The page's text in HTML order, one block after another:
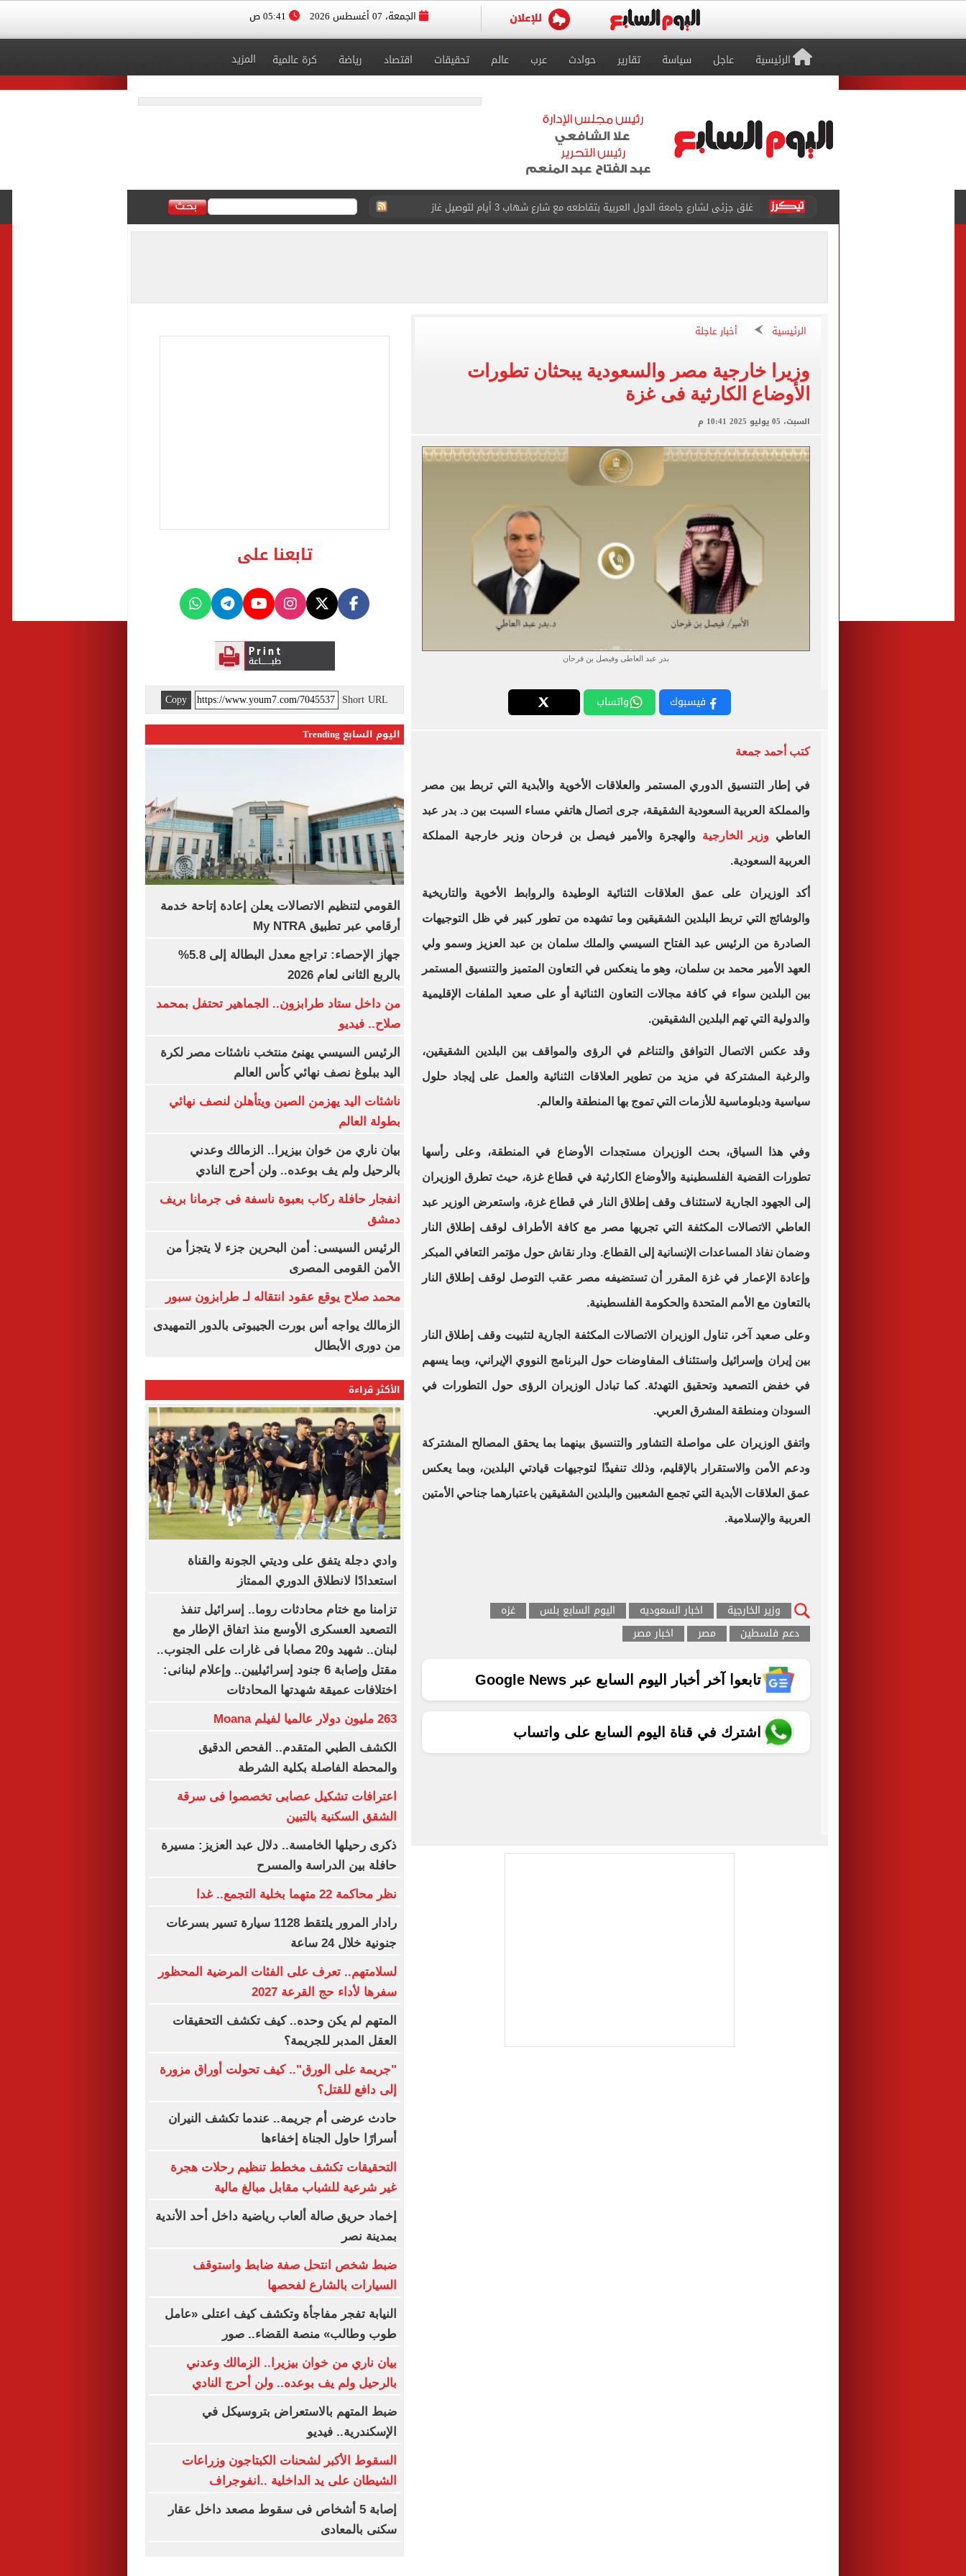
الجمعة، 07 أغسطس 2026
الرئيسية عاجل سياسة تقارير حوادث عرب عالم تحقيقات اقتصاد رياضة كرة عالمية المزيد
غلق جزئى لشارع جامعة الدول العربية بتقاطعه مع شارع شهاب 3 أيام لتوصيل غاز
عمرو دياب يدخل موسوعة جينيس بعد تصدره قائمة بيلبورد عربية لـ68 أسبوعا
الاستعلامات تفند ادعاءات ذا صن وميرور حول علاج سيدة بريطانية في شرم الشيخ
صفقة محمد صلاح تتصدر عناوين الصحف التركية وقميصه يشعل الأسواق في طرابزون
محمود حميدة يحتفل بزفاف ابنته ويرقص معها في أجواء مليئة بالفرحة.. فيديو وصور
إخلاء سبيل سائق أوبر وفتاة واقعة التحرش المزيفة بكفالة مالية
الرئيسية أخبار عاجلة
وزيرا خارجية مصر والسعودية يبحثان تطورات
الأوضاع الكارثية فى غزة
السبت، 05 يوليو 2025 10:41 م
بدر عبد العاطى وفيصل بن فرحان
فيسبوك واتساب
كتب أحمد جمعة
في إطار التنسيق الدوري المستمر والعلاقات الأخوية والأبدية التي تربط بين مصر
والمملكة العربية السعودية الشقيقة، جرى اتصال هاتفي مساء السبت بين د. بدر عبد
العاطي وزير الخارجية والهجرة والأمير فيصل بن فرحان وزير خارجية المملكة
العربية السعودية.
أكد الوزيران على عمق العلاقات الثنائية الوطيدة والروابط الأخوية والتاريخية
والوشائج التي تربط البلدين الشقيقين وما تشهده من تطور كبير في ظل التوجيهات
الصادرة من الرئيس عبد الفتاح السيسي والملك سلمان بن عبد العزيز وسمو ولي
العهد الأمير محمد بن سلمان، وهو ما ينعكس في التعاون المتميز والتنسيق المستمر
بين البلدين سواء في كافة مجالات التعاون الثنائية أو على صعيد الملفات الإقليمية
والدولية التي تهم البلدين الشقيقين.
وقد عكس الاتصال التوافق والتناغم في الرؤى والمواقف بين البلدين الشقيقين،
والرغبة المشتركة في مزيد من تطوير العلاقات الثنائية والعمل على إيجاد حلول
سياسية ودبلوماسية للأزمات التي تموج بها المنطقة والعالم.
وفي هذا السياق، بحث الوزيران مستجدات الأوضاع في المنطقة، وعلى رأسها
تطورات القضية الفلسطينية والأوضاع الكارثية في قطاع غزة، حيث تطرق الوزيران
إلى الجهود الجارية لاستئناف وقف إطلاق النار في قطاع غزة، واستعرض الوزير عبد
العاطي الاتصالات المكثفة التي تجريها مصر مع كافة الأطراف لوقف إطلاق النار
وضمان نفاذ المساعدات الإنسانية إلى القطاع. ودار نقاش حول مؤتمر التعافي المبكر
وإعادة الإعمار في غزة المقرر أن تستضيفه مصر عقب التوصل لوقف إطلاق النار
بالتعاون مع الأمم المتحدة والحكومة الفلسطينية.
وعلى صعيد آخر، تناول الوزيران الاتصالات المكثفة الجارية لتثبيت وقف إطلاق النار
بين إيران وإسرائيل واستئناف المفاوضات حول البرنامج النووي الإيراني، وبما يسهم
في خفض التصعيد وتحقيق التهدئة. كما تبادل الوزيران الرؤى حول التطورات في
السودان ومنطقة المشرق العربي.
واتفق الوزيران على مواصلة التشاور والتنسيق بينهما بما يحقق المصالح المشتركة
ودعم الأمن والاستقرار بالإقليم، وذلك تنفيذًا لتوجيهات قيادتي البلدين، وبما يعكس
عمق العلاقات الأبدية التي تجمع الشعبين والبلدين الشقيقين باعتبارهما جناحي الأمتين
العربية والإسلامية.
وزير الخارجية اخبار السعوديه اليوم السابع بلس
غزه
دعم فلسطين
مصر اخبار مصر
تابعوا آخر أخبار اليوم السابع عبر Google News
اشترك في قناة اليوم السابع على واتساب
تابعنا على
Short URL
Copy
اليوم السابع Trending
القومي لتنظيم الاتصالات يعلن إعادة إتاحة خدمة
أرقامي عبر تطبيق My NTRA
جهاز الإحصاء: تراجع معدل البطالة إلى 5.8%
بالربع الثانى لعام 2026
من داخل ستاد طرابزون.. الجماهير تحتفل بمحمد
صلاح.. فيديو
الرئيس السيسي يهنئ منتخب ناشئات مصر لكرة
اليد ببلوغ نصف نهائي كأس العالم
ناشئات اليد يهزمن الصين ويتأهلن لنصف نهائي
بطولة العالم
بيان ناري من خوان بيزيرا.. الزمالك وعدني
بالرحيل ولم يف بوعده.. ولن أحرج النادي
انفجار حافلة ركاب بعبوة ناسفة فى جرمانا بريف
دمشق
الرئيس السيسى: أمن البحرين جزء لا يتجزأ من
الأمن القومى المصرى
محمد صلاح يوقع عقود انتقاله لـ طرابزون سبور
الزمالك يواجه أس بورت الجيبوتى بالدور التمهيدى
من دورى الأبطال
الأكثر قراءة
وادي دجلة يتفق على وديتي الجونة والقناة
استعدادًا لانطلاق الدوري الممتاز
تزامنا مع ختام محادثات روما.. إسرائيل تنفذ
التصعيد العسكرى الأوسع منذ اتفاق الإطار مع
لبنان.. شهيد و20 مصابا فى غارات على الجنوب..
مقتل وإصابة 6 جنود إسرائيليين.. وإعلام لبنانى:
اختلافات عميقة شهدتها المحادثات
263 مليون دولار عالميا لفيلم Moana
الكشف الطبي المتقدم.. الفحص الدقيق
والمحطة الفاصلة بكلية الشرطة
اعترافات تشكيل عصابى تخصصوا فى سرقة
الشقق السكنية بالتبين
ذكرى رحيلها الخامسة.. دلال عبد العزيز: مسيرة
حافلة بين الدراسة والمسرح
نظر محاكمة 22 متهما بخلية التجمع.. غدا
رادار المرور يلتقط 1128 سيارة تسير بسرعات
جنونية خلال 24 ساعة
لسلامتهم.. تعرف على الفئات المرضية المحظور
سفرها لأداء حج القرعة 2027
المتهم لم يكن وحده.. كيف تكشف التحقيقات
العقل المدبر للجريمة؟
"جريمة على الورق".. كيف تحولت أوراق مزورة
إلى دافع للقتل؟
حادث عرضى أم جريمة.. عندما تكشف النيران
أسرارًا حاول الجناة إخفاءها
التحقيقات تكشف مخطط تنظيم رحلات هجرة
غير شرعية للشباب مقابل مبالغ مالية
إخماد حريق صالة ألعاب رياضية داخل أحد الأندية
بمدينة نصر
ضبط شخص انتحل صفة ضابط واستوقف
السيارات بالشارع لفحصها
النيابة تفجر مفاجأة وتكشف كيف اعتلى «عامل
طوب وطالب» منصة القضاء.. صور
بيان ناري من خوان بيزيرا.. الزمالك وعدني
بالرحيل ولم يف بوعده.. ولن أحرج النادي
ضبط المتهم بالاستعراض بتروسيكل في
الإسكندرية.. فيديو
السقوط الأكبر لشحنات الكبتاجون وزراعات
الشيطان على يد الداخلية ..انفوجراف
إصابة 5 أشخاص فى سقوط مصعد داخل عقار
سكنى بالمعادى